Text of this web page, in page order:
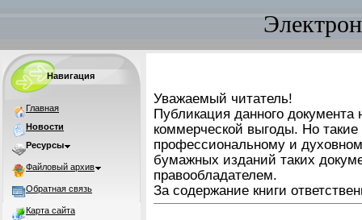
Навигация
Главная
Новости
Ресурсы
Файловый архив
Обратная связь
Карта сайта
Уважаемый читатель!
Публикация данного документа
коммерческой выгоды. Но
профессиональному и
бумажных изданий таких
правообладателем.
За содержание книги